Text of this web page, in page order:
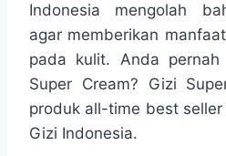
Indonesia mengolah
agar memberikan
pada kulit. Anda
Super Cream? Gizi
produk all-time best
Gizi Indonesia.